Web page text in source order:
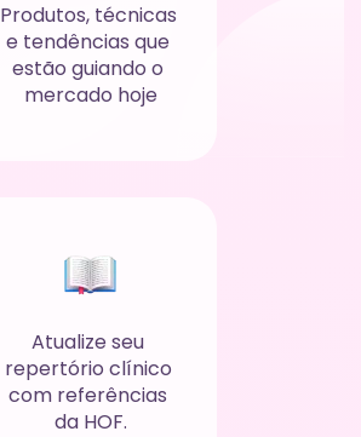
Produtos, técnicas
e tendências que
estão guiando o
mercado hoje
Atualize seu
repertório clínico
com referências
da HOF.